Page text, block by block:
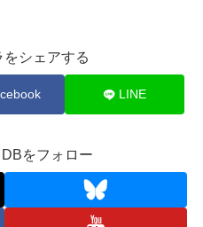
シェアする
LINE
をフォロー